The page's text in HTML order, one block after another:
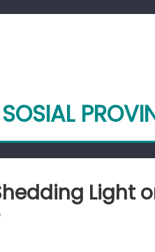
Light
on